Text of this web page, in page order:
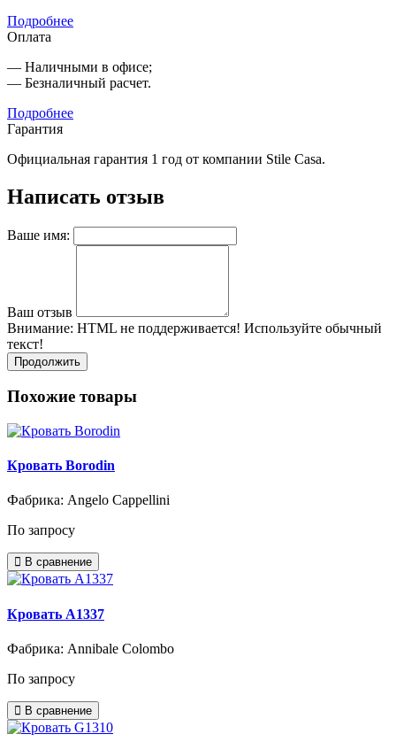
Подробнее
Оплата
— Наличными в офисе;
— Безналичный расчет.
Подробнее
Гарантия
Официальная гарантия 1 год от компании Stile Casa.
Написать отзыв
Ваше имя:
Ваш отзыв
Внимание: HTML не поддерживается! Используйте обычный
текст!
Продолжить
Похожие товары
Кровать Borodin
Фабрика: Angelo Cappellini
По запросу
В сравнение
Кровать A1337
Фабрика: Annibale Colombo
По запросу
В сравнение